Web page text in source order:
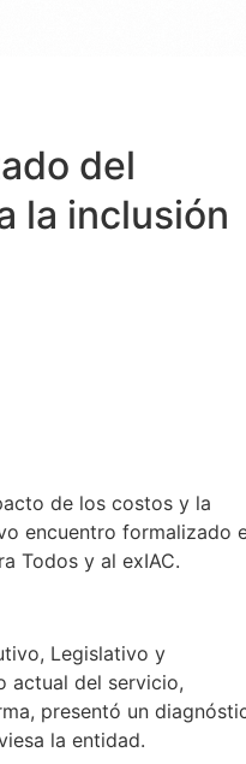
del
la inclusión
de los costos y la
encuentro formalizado
Todos y al exIAC.
Legislativo y
actual del servicio,
presentó un
la entidad.